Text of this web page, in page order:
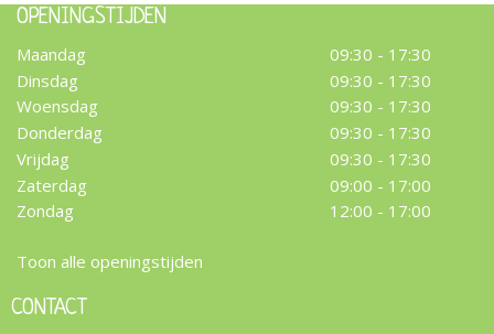
OPENINGSTIJDEN
Maandag
09:30 - 17:30
Dinsdag
09:30 - 17:30
Woensdag
09:30 - 17:30
Donderdag
09:30 - 17:30
Vrijdag
09:30 - 17:30
Zaterdag
09:00 - 17:00
Zondag
12:00 - 17:00
Toon alle openingstijden
CONTACT